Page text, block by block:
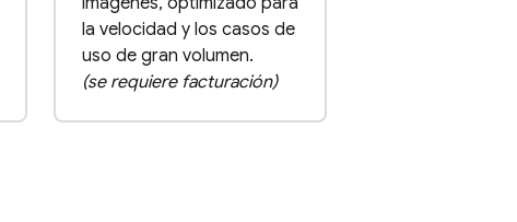
la velocidad y los casos de
uso de gran volumen.
(se requiere facturación)